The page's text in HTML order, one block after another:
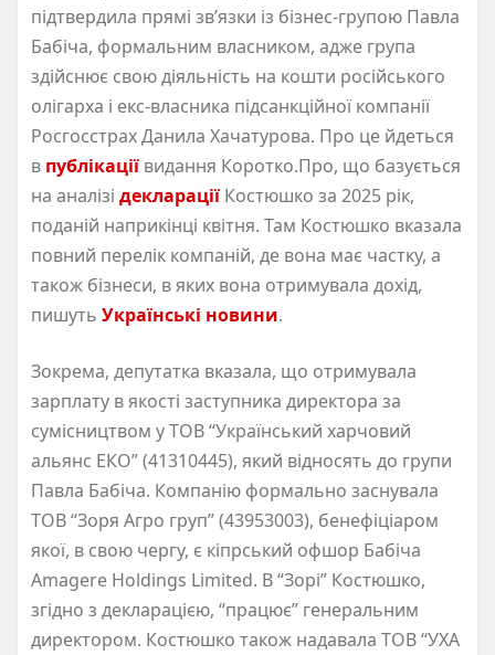
підтвердила прямі звʼязки із бізнес-групою Павла
Бабіча, формальним власником, адже група
здійснює свою діяльність на кошти російського
олігарха і екс-власника підсанкційної компанії
Росгосстрах Данила Хачатурова. Про це йдеться
в публікації видання Коротко.Про, що базується
на аналізі декларації Костюшко за 2025 рік,
поданій наприкінці квітня. Там Костюшко вказала
повний перелік компаній, де вона має частку, а
також бізнеси, в яких вона отримувала дохід,
пишуть Українські новини.
Зокрема, депутатка вказала, що отримувала
зарплату в якості заступника директора за
сумісництвом у ТОВ “Український харчовий
альянс ЕКО” (41310445), який відносять до групи
Павла Бабіча. Компанію формально заснувала
ТОВ “Зоря Агро груп” (43953003), бенефіціаром
якої, в свою чергу, є кіпрський офшор Бабіча
Amagere Holdings Limited. В “Зорі” Костюшко,
згідно з декларацією, “працює” генеральним
директором. Костюшко також надавала ТОВ “УХА